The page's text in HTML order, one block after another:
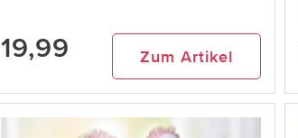
19,99 Zum Artikel